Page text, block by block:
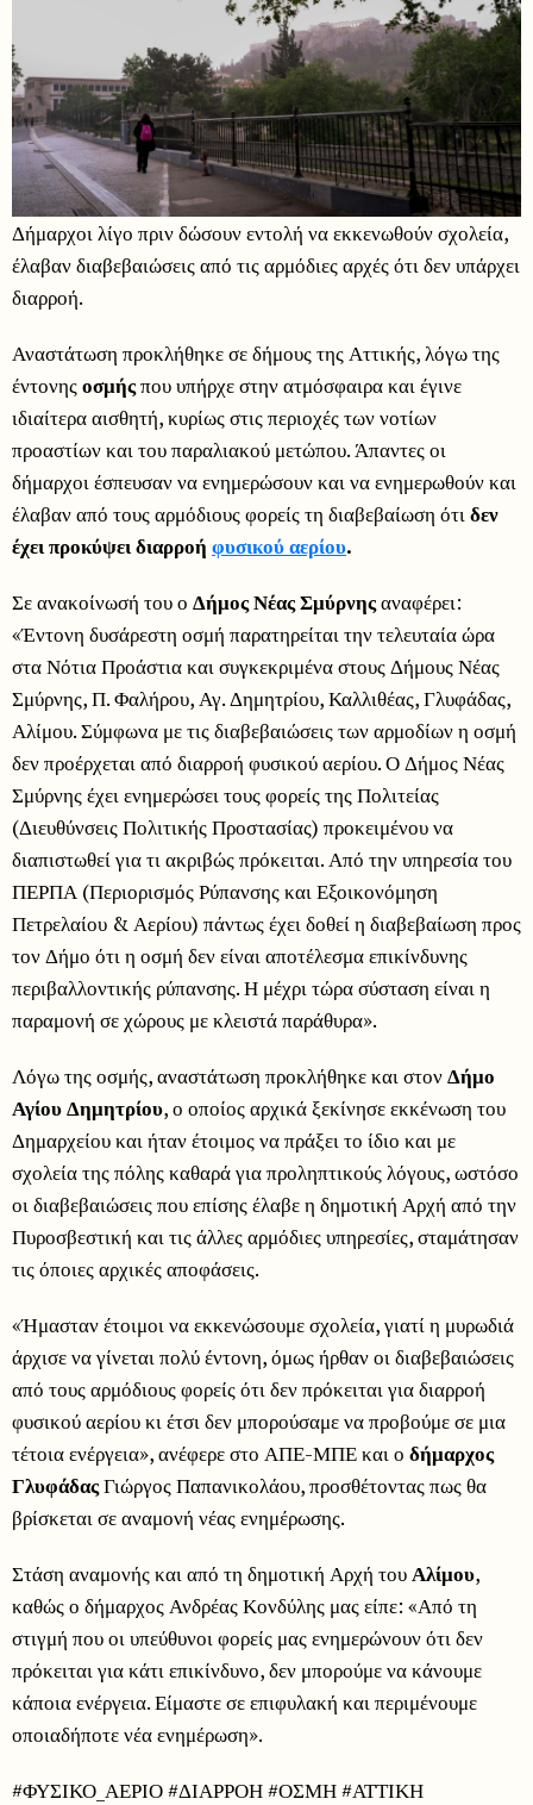
Δήμαρχοι λίγο πριν δώσουν εντολή να εκκενωθούν σχολεία,
έλαβαν διαβεβαιώσεις από τις αρμόδιες αρχές ότι δεν υπάρχει
διαρροή.
Αναστάτωση προκλήθηκε σε δήμους της Αττικής, λόγω της
έντονηςοσμήςπου υπήρχε στην ατμόσφαιρα και έγινε
ιδιαίτερα αισθητή, κυρίως στις περιοχές των νοτίων
προαστίων και του παραλιακού μετώπου. Άπαντες οι
δήμαρχοι έσπευσαν να ενημερώσουν και να ενημερωθούν και
έλαβαν από τους αρμόδιους φορείς τη διαβεβαίωση ότιδεν
έχει προκύψει διαρροή φυσικού αερίου.
Σε ανακοίνωσή του ο Δήμος Νέας Σμύρνηςαναφέρει:
«Έντονη δυσάρεστη οσμή παρατηρείται την τελευταία ώρα
στα Νότια Προάστια και συγκεκριμένα στους Δήμους Νέας
Σμύρνης, Π. Φαλήρου, Αγ. Δημητρίου, Καλλιθέας, Γλυφάδας,
Αλίμου. Σύμφωνα με τις διαβεβαιώσεις των αρμοδίων η οσμή
δεν προέρχεται από διαρροή φυσικού αερίου. Ο Δήμος Νέας
Σμύρνης έχει ενημερώσει τους φορείς της Πολιτείας
(Διευθύνσεις Πολιτικής Προστασίας) προκειμένου να
διαπιστωθεί για τι ακριβώς πρόκειται. Από την υπηρεσία του
ΠΕΡΠΑ (Περιορισμός Ρύπανσης και Εξοικονόμηση
Πετρελαίου & Αερίου) πάντως έχει δοθεί η διαβεβαίωση προς
τον Δήμο ότι η οσμή δεν είναι αποτέλεσμα επικίνδυνης
περιβαλλοντικής ρύπανσης. Η μέχρι τώρα σύσταση είναι η
παραμονή σε χώρους με κλειστά παράθυρα».
Λόγω της οσμής, αναστάτωση προκλήθηκε και στονΔήμο
Αγίου Δημητρίου, ο οποίος αρχικά ξεκίνησε εκκένωση του
Δημαρχείου και ήταν έτοιμος να πράξει το ίδιο και με
σχολεία της πόλης καθαρά για προληπτικούς λόγους, ωστόσο
οι διαβεβαιώσεις που επίσης έλαβε η δημοτική Αρχή από την
Πυροσβεστική και τις άλλες αρμόδιες υπηρεσίες, σταμάτησαν
τις όποιες αρχικές αποφάσεις.
«Ήμασταν έτοιμοι να εκκενώσουμε σχολεία, γιατί η μυρωδιά
άρχισε να γίνεται πολύ έντονη, όμως ήρθαν οι διαβεβαιώσεις
από τους αρμόδιους φορείς ότι δεν πρόκειται για διαρροή
φυσικού αερίου κι έτσι δεν μπορούσαμε να προβούμε σε μια
τέτοια ενέργεια», ανέφερε στο ΑΠΕ-ΜΠΕ και ο δήμαρχος
ΓλυφάδαςΓιώργος Παπανικολάου, προσθέτοντας πως θα
βρίσκεται σε αναμονή νέας ενημέρωσης.
Στάση αναμονής και από τη δημοτική Αρχή τουΑλίμου,
καθώς ο δήμαρχος Ανδρέας Κονδύλης μας είπε: «Από τη
στιγμή που οι υπεύθυνοι φορείς μας ενημερώνουν ότι δεν
πρόκειται για κάτι επικίνδυνο, δεν μπορούμε να κάνουμε
κάποια ενέργεια. Είμαστε σε επιφυλακή και περιμένουμε
οποιαδήποτε νέα ενημέρωση».
#ΦΥΣΙΚΟ_ΑΕΡΙΟ #ΔΙΑΡΡΟΗ #ΟΣΜΗ #ΑΤΤΙΚΗ